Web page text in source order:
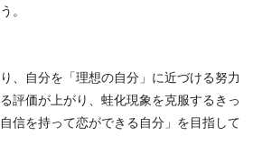
。
、自分を「理想の自分」に近づける努力
評価が上がり、蛙化現象を克服するきっ
信を持って恋ができる自分」を目指して